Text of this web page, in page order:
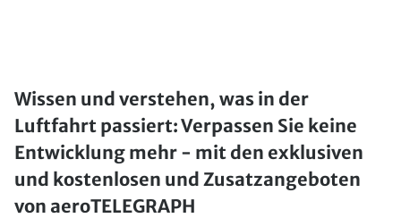
Wissen und verstehen, was in der
Luftfahrt passiert: Verpassen Sie keine
Entwicklung mehr - mit den exklusiven
und kostenlosen und Zusatzangeboten
von aeroTELEGRAPH